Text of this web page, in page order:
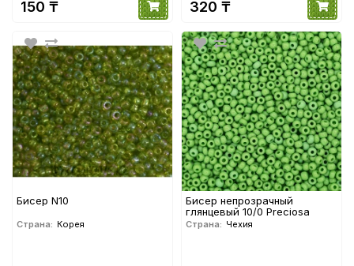
150 ₸ 320 ₸
Бисер N10
Страна: Корея
Бисер непрозрачный
глянцевый 10/0 Preciosa
Страна: Чехия